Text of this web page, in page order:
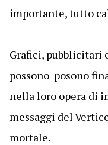
importante, tutto
Grafici, pubblicitari
possono posono
nella loro opera di
messaggi del
mortale.